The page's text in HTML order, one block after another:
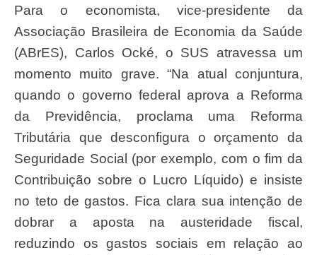
Para o economista, vice-presidente da
Associação Brasileira de Economia da Saúde
(ABrES), Carlos Ocké, o SUS atravessa um
momento muito grave. “Na atual conjuntura,
quando o governo federal aprova a Reforma
da Previdência, proclama uma Reforma
Tributária que desconfigura o orçamento da
Seguridade Social (por exemplo, com o fim da
Contribuição sobre o Lucro Líquido) e insiste
no teto de gastos. Fica clara sua intenção de
dobrar a aposta na austeridade fiscal,
reduzindo os gastos sociais em relação ao